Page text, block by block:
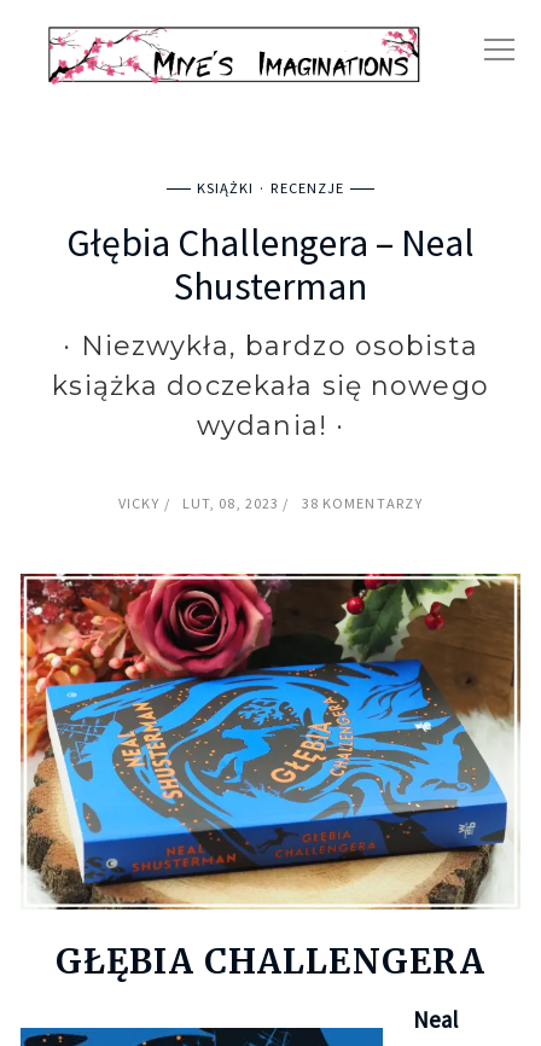
KSIĄŻKI RECENZJE
Głębia Challengera – Neal
Shusterman
· Niezwykła, bardzo osobista
książka doczekała się nowego
wydania! ·
VICKY LUT, 08, 2023 38 KOMENTARZY
GŁĘBIA CHALLENGERA
Neal